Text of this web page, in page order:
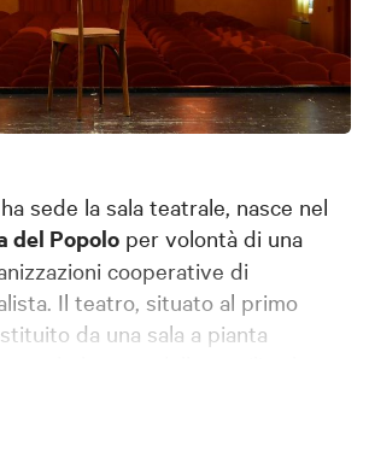
sede la sala teatrale, nasce nel
del Popolo per volontà di una
cooperative di
Il teatro, situato al primo
da una sala a pianta
lungo i tre lati.